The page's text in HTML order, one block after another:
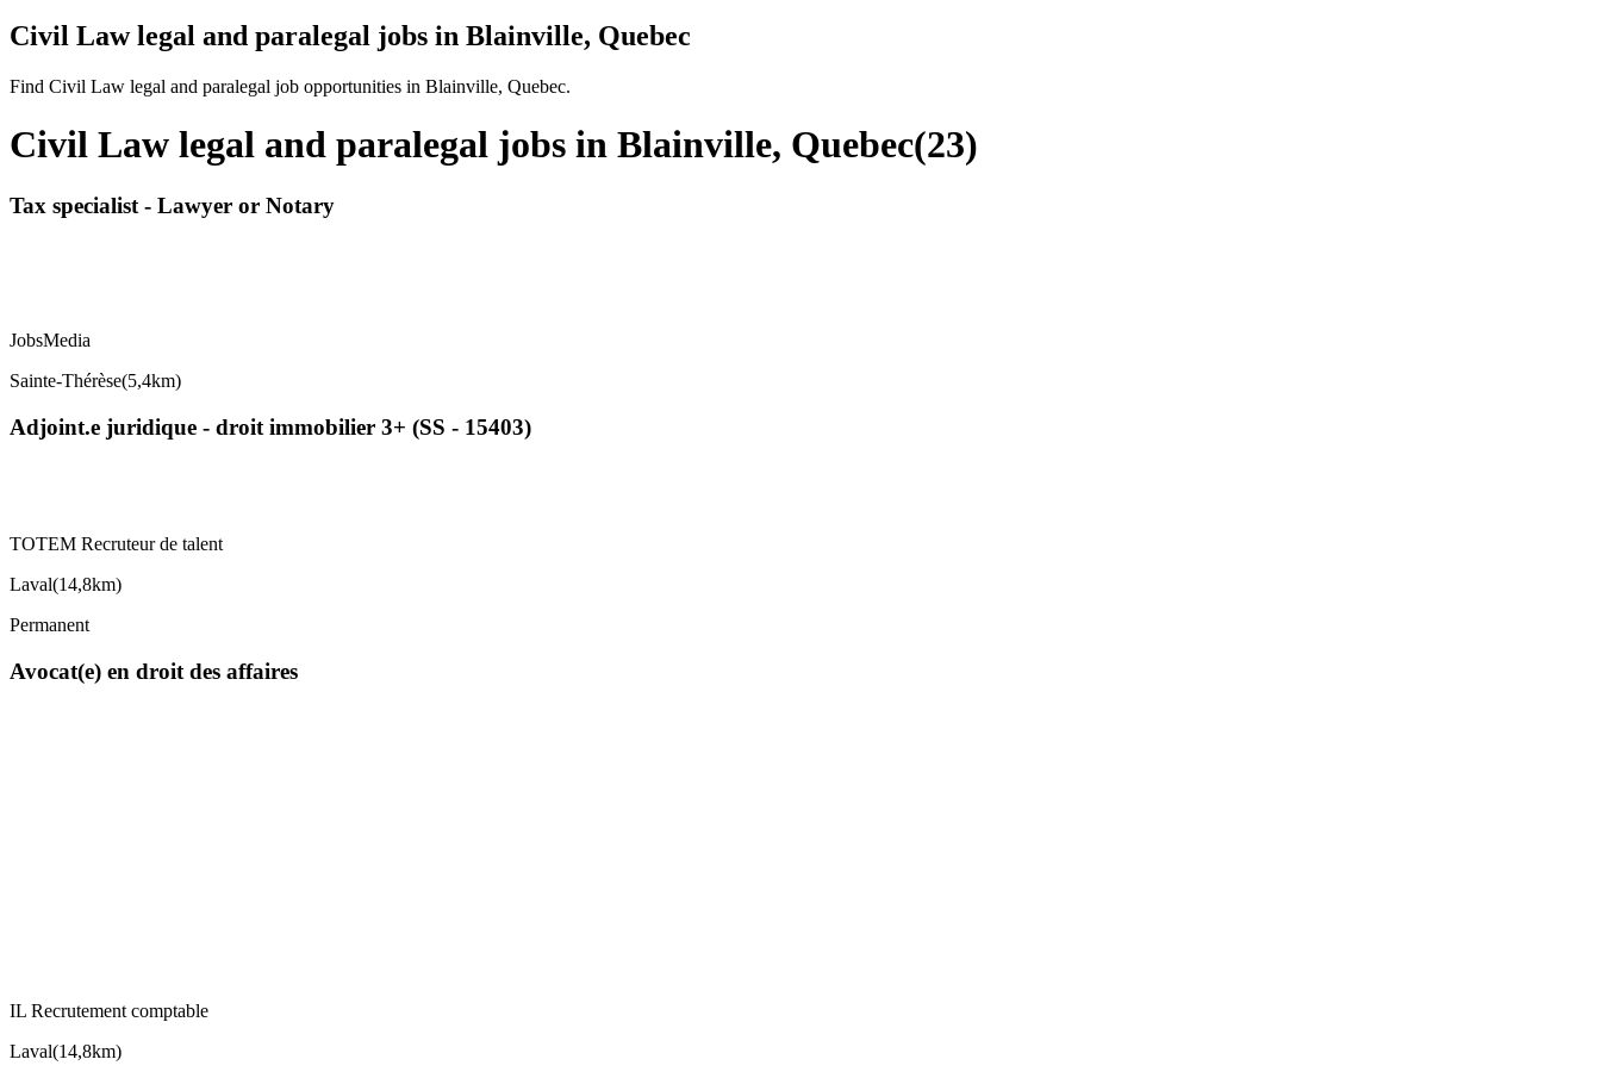
Civil Law legal and paralegal jobs in Blainville, Quebec
Find Civil Law legal and paralegal job opportunities in Blainville, Quebec.
Civil Law legal and paralegal jobs in Blainville, Quebec(23)
Tax specialist - Lawyer or Notary
JobsMedia
Sainte-Thérèse(5,4km)
Adjoint.e juridique - droit immobilier 3+ (SS - 15403)
TOTEM Recruteur de talent
Laval(14,8km)
Permanent
Avocat(e) en droit des affaires
IL Recrutement comptable
Laval(14,8km)